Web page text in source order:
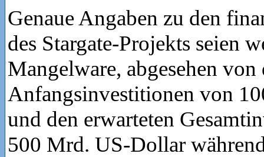
Genaue Angaben zu den
des Stargate-Projekts seien
Mangelware, abgesehen von
Anfangsinvestitionen von
und den erwarteten
500 Mrd. US-Dollar